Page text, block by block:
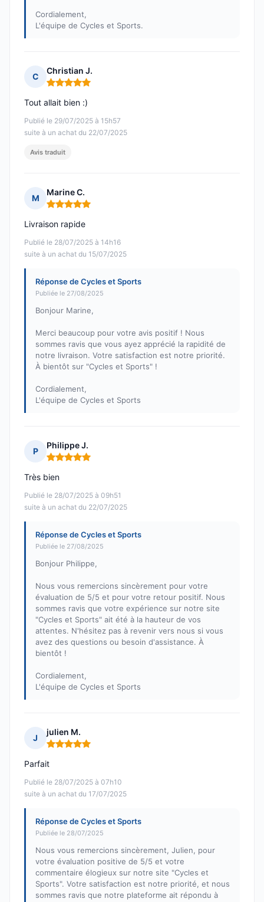
Cordialement,
L'équipe de Cycles et Sports.
C
Christian J.
Note : 5 sur 5
Publié le 29/07/2025 à 15h57
suite à un achat du 22/07/2025
Tout allait bien :)
Avis traduit
M
Marine C.
Note : 5 sur 5
Publié le 28/07/2025 à 14h16
suite à un achat du 15/07/2025
Livraison rapide
Réponse de Cycles et Sports
Publiée le 27/08/2025
Bonjour Marine,
Merci beaucoup pour votre avis positif ! Nous
sommes ravis que vous ayez apprécié la rapidité de
notre livraison. Votre satisfaction est notre priorité.
À bientôt sur "Cycles et Sports" !
Cordialement,
L'équipe de Cycles et Sports
P
Philippe J.
Note : 5 sur 5
Publié le 28/07/2025 à 09h51
suite à un achat du 22/07/2025
Très bien
Réponse de Cycles et Sports
Publiée le 27/08/2025
Bonjour Philippe,
Nous vous remercions sincèrement pour votre
évaluation de 5/5 et pour votre retour positif. Nous
sommes ravis que votre expérience sur notre site
"Cycles et Sports" ait été à la hauteur de vos
attentes. N'hésitez pas à revenir vers nous si vous
avez des questions ou besoin d'assistance. À
bientôt !
Cordialement,
L'équipe de Cycles et Sports
J
julien M.
Note : 5 sur 5
Publié le 28/07/2025 à 07h10
suite à un achat du 17/07/2025
Parfait
Réponse de Cycles et Sports
Publiée le 28/07/2025
Nous vous remercions sincèrement, Julien, pour
votre évaluation positive de 5/5 et votre
commentaire élogieux sur notre site "Cycles et
Sports". Votre satisfaction est notre priorité, et nous
sommes ravis que notre plateforme ait répondu à